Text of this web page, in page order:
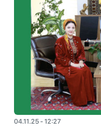
04.11.25 - 12:27